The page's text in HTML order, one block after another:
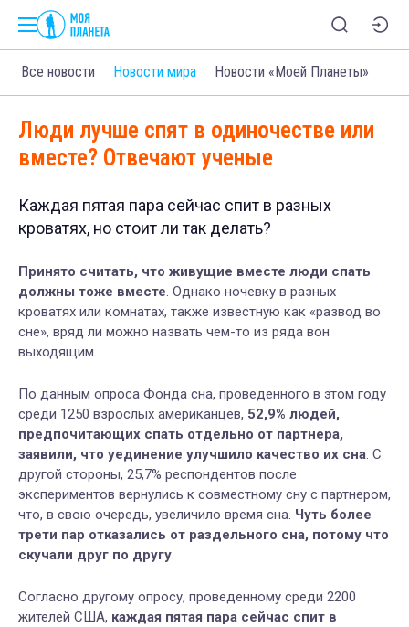
Все новости Новости мира Новости «Моей Планеты»
Люди лучше спят в одиночестве или
вместе? Отвечают ученые
Каждая пятая пара сейчас спит в разных
кроватях, но стоит ли так делать?
Принято считать, что живущие вместе люди спать
должны тоже вместе. Однако ночевку в разных
кроватях или комнатах, также известную как «развод во
сне», вряд ли можно назвать чем-то из ряда вон
выходящим.
По данным опроса Фонда сна, проведенного в этом году
среди 1250 взрослых американцев, 52,9% людей,
предпочитающих спать отдельно от партнера,
заявили, что уединение улучшило качество их сна. С
другой стороны, 25,7% респондентов после
экспериментов вернулись к совместному сну с партнером,
что, в свою очередь, увеличило время сна. Чуть более
трети пар отказались от раздельного сна, потому что
скучали друг по другу.
Согласно другому опросу, проведенному среди 2200
жителей США, каждая пятая пара сейчас спит в